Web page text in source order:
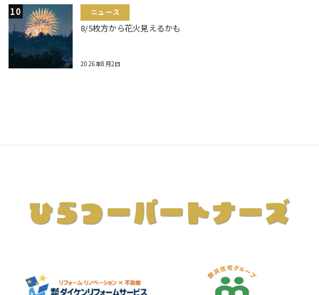
ニュース
8/5枚方から花火見えるかも
2026年8月2日